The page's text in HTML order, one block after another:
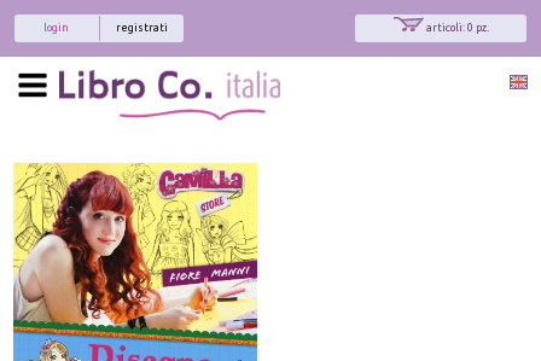
articoli: 0 pz.
registrati
login